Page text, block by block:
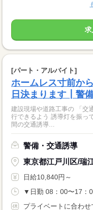
求
[パート・アルバイト]
ホームレス寸前か
日決まります┃警
建設現場や道路工事の 「交通誘導」
行できるよう 誘導灯を振って案内！ ▼働く現場は...
間の交通誘導...
警備・交通誘導
東京都江戸川区/瑞
日給10,840円～
▼日勤 08：00〜17：
プライベートに合わせ